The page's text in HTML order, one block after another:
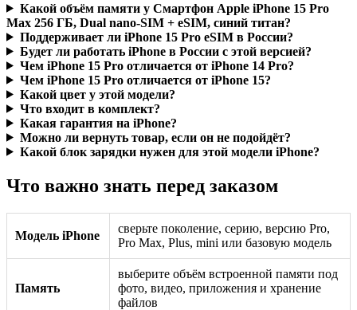
Какой объём памяти у Смартфон Apple iPhone 15 Pro
Max 256 ГБ, Dual nano-SIM + eSIM, синий титан?
Поддерживает ли iPhone 15 Pro eSIM в России?
Будет ли работать iPhone в России с этой версией?
Чем iPhone 15 Pro отличается от iPhone 14 Pro?
Чем iPhone 15 Pro отличается от iPhone 15?
Какой цвет у этой модели?
Что входит в комплект?
Какая гарантия на iPhone?
Можно ли вернуть товар, если он не подойдёт?
Какой блок зарядки нужен для этой модели iPhone?
Что важно знать перед заказом
Модель iPhone
сверьте поколение, серию, версию Pro,
Pro Max, Plus, mini или базовую модель
Память
выберите объём встроенной памяти под
фото, видео, приложения и хранение
файлов